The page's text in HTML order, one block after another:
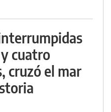
cuatro
cruzó el mar